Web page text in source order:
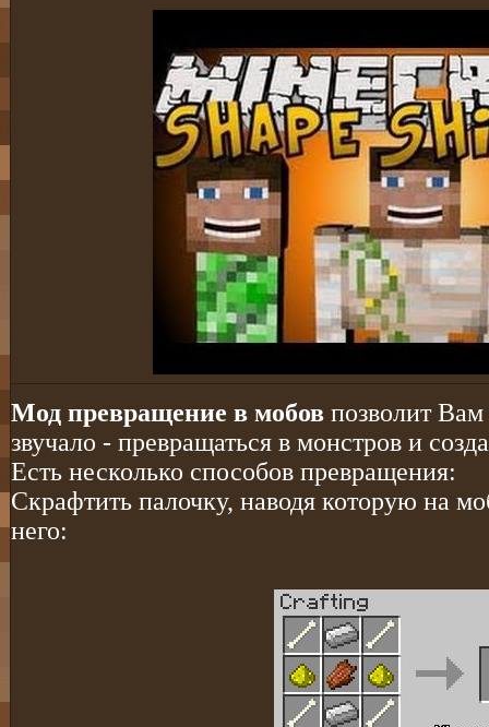
Мод превращение в мобов позволит
звучало - превращаться в монстров и
Есть несколько способов превращения:
Скрафтить палочку, наводя которую на
него: